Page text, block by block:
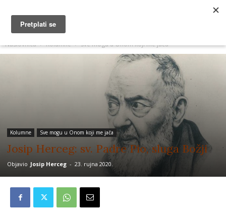
MUŽEVNI BUDITE
Naslovnica Kolumne Sve mogu u Onom koji me jača
Kolumne Sve mogu u Onom koji me jača
Josip Herceg: sv. Padre Pio, sluga Božji
Objavio Josip Herceg - 23. rujna 2020.